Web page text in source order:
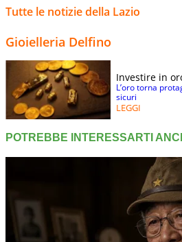
Tutte le notizie della Lazio
Gioielleria Delfino
Investire in
L’oro torna
sicuri
LEGGI